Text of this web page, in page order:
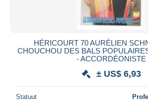
HÉRICOURT 70 AURÉLIEN
CHOUCHOU DES BALS
- ACCORDÉONISTE
± US$ 6,93
Statuut